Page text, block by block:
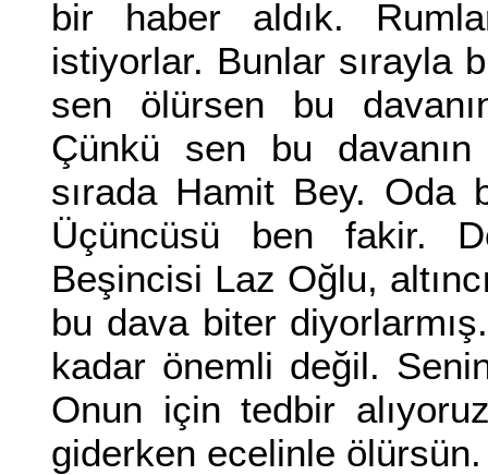
bir haber aldık.
istiyorlar. Bunlar sırayla
sen ölürsen bu
Çünkü sen bu davanın
sırada Hamit Bey. Oda
Üçüncüsü ben fakir.
Beşincisi Laz Oğlu,
bu dava biter
kadar önemli değil.
Onun için tedbir
giderken ecelinle